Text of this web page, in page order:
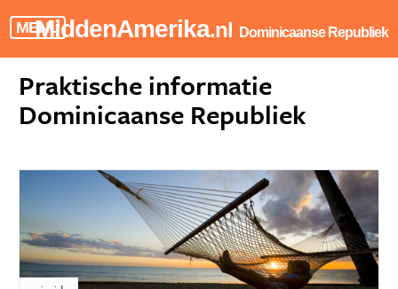
MENU
MiddenAmerika.nl Dominicaanse Republiek
Praktische informatie
Dominicaanse Republiek